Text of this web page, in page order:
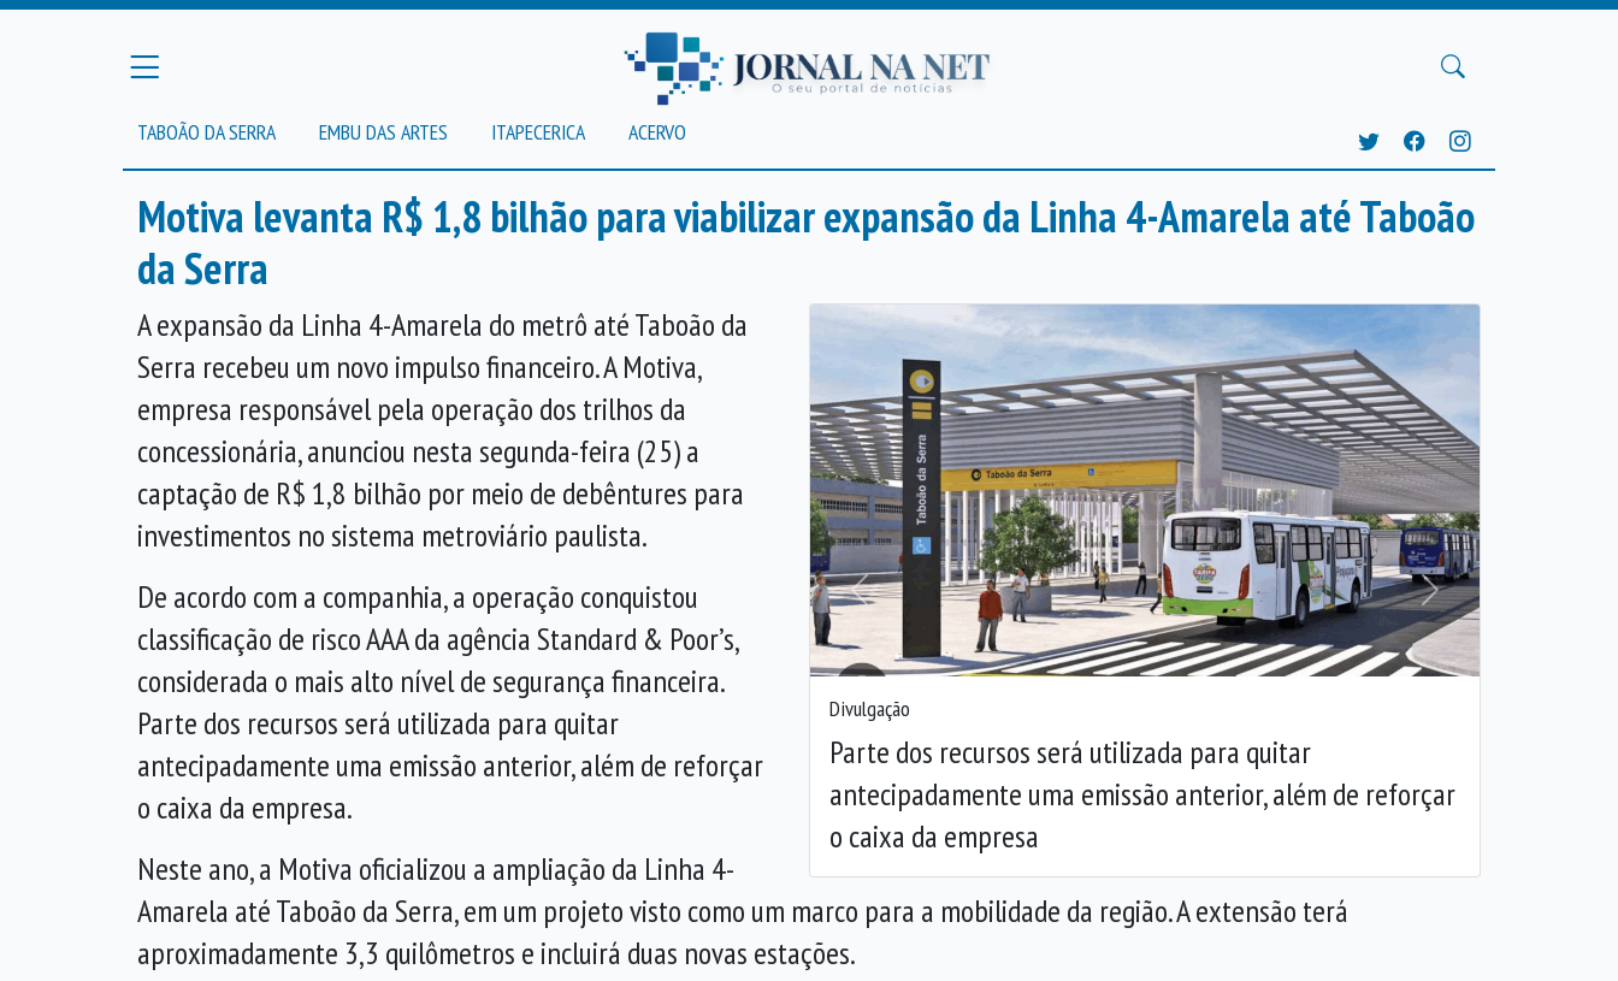
TABOÃO DA SERRA EMBU DAS ARTES ITAPECERICA ACERVO
Motiva levanta R$ 1,8 bilhão para viabilizar expansão da Linha 4-Amarela até Taboão
da Serra
Divulgação
Parte dos recursos será utilizada para quitar
antecipadamente uma emissão anterior, além de reforçar
o caixa da empresa
Anterior Próxima
A expansão da Linha 4-Amarela do metrô até Taboão da
Serra recebeu um novo impulso financeiro. A Motiva,
empresa responsável pela operação dos trilhos da
concessionária, anunciou nesta segunda-feira (25) a
captação de R$ 1,8 bilhão por meio de debêntures para
investimentos no sistema metroviário paulista.
De acordo com a companhia, a operação conquistou
classificação de risco AAA da agência Standard & Poor’s,
considerada o mais alto nível de segurança financeira.
Parte dos recursos será utilizada para quitar
antecipadamente uma emissão anterior, além de reforçar
o caixa da empresa.
Neste ano, a Motiva oficializou a ampliação da Linha 4-
Amarela até Taboão da Serra, em um projeto visto como um marco para a mobilidade da região. A extensão terá
aproximadamente 3,3 quilômetros e incluirá duas novas estações.